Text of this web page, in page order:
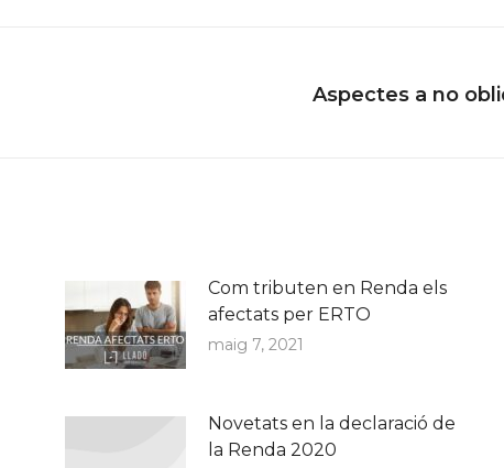
Next
Aspectes a no
Com tributen en Renda els
afectats per ERTO
maig 7, 2021
Novetats en la declaració de
la Renda 2020